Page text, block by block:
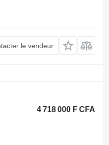
le vendeur
4 718 000 F CFA